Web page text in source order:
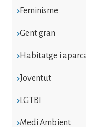
Feminisme
Gent gran
Habitatge i
Joventut
LGTBI
Medi Ambient